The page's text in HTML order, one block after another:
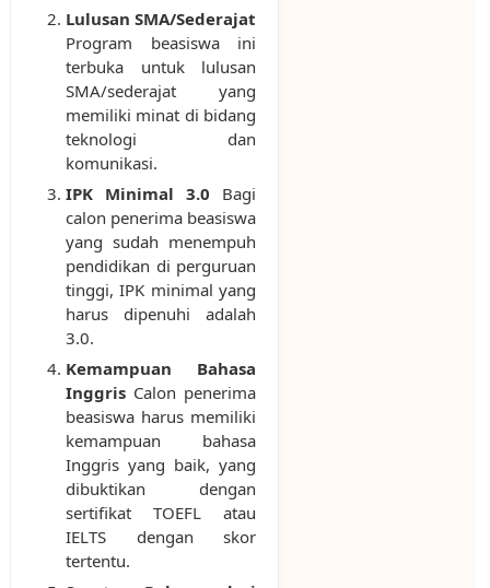
Lulusan SMA/Sederajat
Program beasiswa ini
terbuka untuk lulusan
SMA/sederajat yang
memiliki minat di bidang
teknologi dan
komunikasi.
IPK Minimal 3.0 Bagi
calon penerima beasiswa
yang sudah menempuh
pendidikan di perguruan
tinggi, IPK minimal yang
harus dipenuhi adalah
3.0.
Kemampuan Bahasa
InggrisCalon penerima
beasiswa harus memiliki
kemampuan bahasa
Inggris yang baik, yang
dibuktikan dengan
sertifikat TOEFL atau
IELTS dengan skor
tertentu.